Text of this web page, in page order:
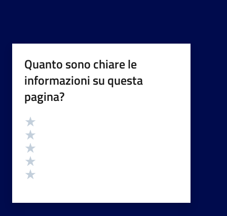
Quanto sono chiare le
informazioni su questa
pagina?
Valutazione